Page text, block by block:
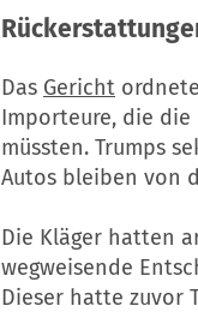
Das Gericht
Importeure, die
müssten. Trumps
Autos bleiben von
Die Kläger hatten
wegweisende
Dieser hatte zuvor